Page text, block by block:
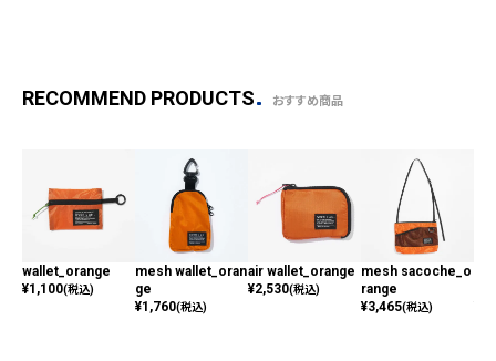
RECOMMEND PRODUCTS おすすめ商品
wallet_orange
¥1,100(税込)
mesh wallet_oran
ge
¥1,760(税込)
air wallet_orange
¥2,530(税込)
mesh sacoche_o
range
¥3,465(税込)